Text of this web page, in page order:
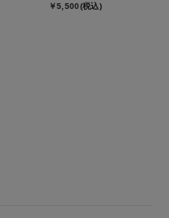
￥5,500(税込)